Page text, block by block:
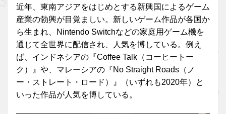
近年、東南アジアをはじめとする新興国によるゲーム
産業の勃興が目覚ましい。新しいゲーム作品が各国か
ら生まれ、Nintendo Switchなどの家庭用ゲーム機を
通じて全世界に配信され、人気を博している。例え
ば、インドネシアの『Coffee Talk（コーヒートー
ク）』や、マレーシアの『No Straight Roads（ノ
ー・ストレート・ロード）』（いずれも2020年）と
いった作品が人気を博している。